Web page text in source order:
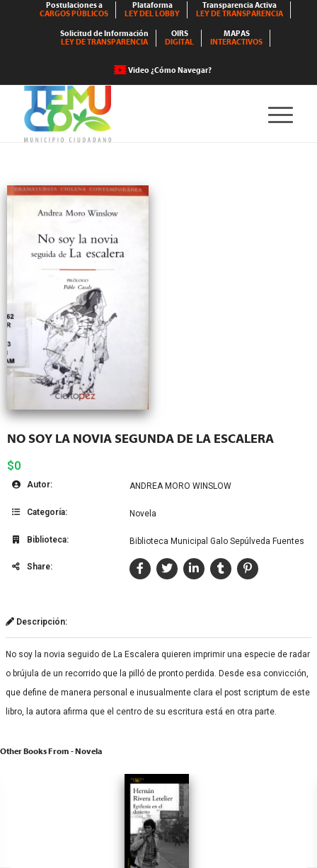
Postulaciones a
CARGOS PÚBLICOS
Plataforma
LEY DEL LOBBY
Transparencia Activa
LEY DE TRANSPARENCIA
Solicitud de Información
LEY DE TRANSPARENCIA
OIRS
DIGITAL
MAPAS
INTERACTIVOS
Video ¿Cómo Navegar?
NO SOY LA NOVIA SEGUNDA DE LA ESCALERA
$0
Autor: ANDREA MORO WINSLOW
Categoría: Novela
Biblioteca: Biblioteca Municipal Galo Sepúlveda Fuentes
Share:
Descripción:
No soy la novia seguido de La Escalera quieren imprimir una especie de radar
o brújula de un recorrido que la pilló de pronto perdida. Desde esa convicción,
que define de manera personal e inusualmente clara el post scriptum de este
libro, la autora afirma que el centro de su escritura está en otra parte.
Other Books From - Novela